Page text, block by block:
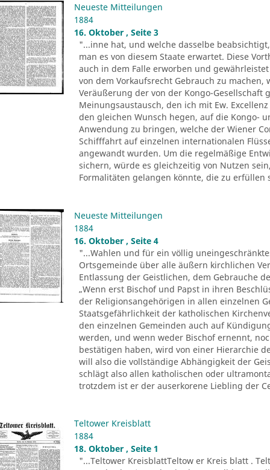
Neueste Mitteilungen
1884
16. Oktober , Seite 3
"...inne hat, und welche dasselbe
man es von diesem Staate erwartet. Diese
auch in dem Falle erworben und
von dem Vorkaufsrecht Gebrauch zu
Veräußerung der von der Kongo-
Meinungsaustausch, den ich mit Ew.
den gleichen Wunsch hegen, auf die Kongo-
Anwendung zu bringen, welche der Wiener
Schifffahrt auf einzelnen internationalen
angewandt wurden. Um die regelmäßige
sichern, würde es gleichzeitig von Nutzen
Formalitäten gelangen könnte, die zu erfüllen
Neueste Mitteilungen
1884
16. Oktober , Seite 4
"...Wahlen und für ein völlig
Ortsgemeinde über alle äußern kirchlichen
Entlassung der Geistlichen, dem Gebrauche
„Wenn erst Bischof und Papst in ihren
der Religionsangehörigen in allen einzelnen
Staatsgefährlichkeit der katholischen
den einzelnen Gemeinden auch auf
werden, und wenn weder Bischof ernennt,
bestätigen haben, wird von einer Hierarchie
will also die vollständige Abhängigkeit der
schlägt also allen katholischen oder
trotzdem ist er der auserkorene Liebling der
Teltower Kreisblatt
1884
18. Oktober , Seite 1
"...Teltower KreisblattTeltow er Kreis blatt .